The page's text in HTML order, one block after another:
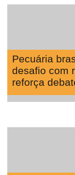
Pecuária
desafio com
reforça